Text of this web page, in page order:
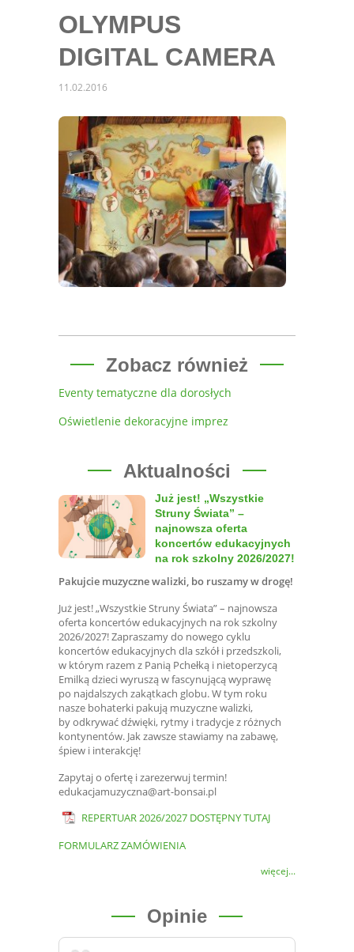
OLYMPUS
DIGITAL CAMERA
11.02.2016
Zobacz również
Eventy tematyczne dla dorosłych
Oświetlenie dekoracyjne imprez
Aktualności
Już jest! „Wszystkie
Struny Świata” –
najnowsza oferta
koncertów edukacyjnych
na rok szkolny 2026/2027!
Pakujcie muzyczne walizki, bo ruszamy w drogę!
Już jest! „Wszystkie Struny Świata” – najnowsza
oferta koncertów edukacyjnych na rok szkolny
2026/2027! Zapraszamy do nowego cyklu
koncertów edukacyjnych dla szkół i przedszkoli,
w którym razem z Panią Pchełką i nietoperzycą
Emilką dzieci wyruszą w fascynującą wyprawę
po najdalszych zakątkach globu. W tym roku
nasze bohaterki pakują muzyczne walizki,
by odkrywać dźwięki, rytmy i tradycje z różnych
kontynentów. Jak zawsze stawiamy na zabawę,
śpiew i interakcję!
Zapytaj o ofertę i zarezerwuj termin!
edukacjamuzyczna@art-bonsai.pl
REPERTUAR 2026/2027 DOSTĘPNY TUTAJ
FORMULARZ ZAMÓWIENIA
więcej...
Opinie